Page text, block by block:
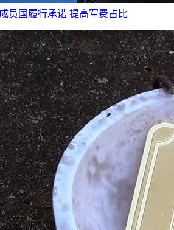
员国履行承诺 提高军费占比